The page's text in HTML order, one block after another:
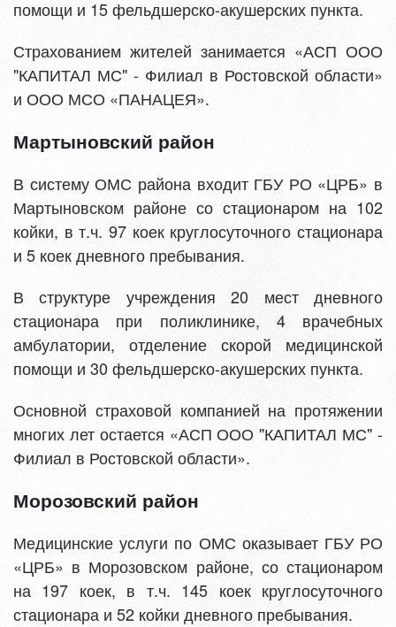
помощи и 15 фельдшерско-акушерских пункта.
Страхованием жителей занимается «АСП ООО
"КАПИТАЛ МС" - Филиал в Ростовской области»
и ООО МСО «ПАНАЦЕЯ».
Мартыновский район
В систему ОМС района входит ГБУ РО «ЦРБ» в
Мартыновском районе со стационаром на 102
койки, в т.ч. 97 коек круглосуточного стационара
и 5 коек дневного пребывания.
В структуре учреждения 20 мест дневного
стационара при поликлинике, 4 врачебных
амбулатории, отделение скорой медицинской
помощи и 30 фельдшерско-акушерских пункта.
Основной страховой компанией на протяжении
многих лет остается «АСП ООО "КАПИТАЛ МС" -
Филиал в Ростовской области».
Морозовский район
Медицинские услуги по ОМС оказывает ГБУ РО
«ЦРБ» в Морозовском районе, со стационаром
на 197 коек, в т.ч. 145 коек круглосуточного
стационара и 52 койки дневного пребывания.